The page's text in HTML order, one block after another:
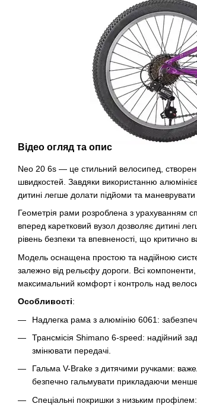
Відео огляд та опис
Neo 20 6s — це стильний велосипед,
швидкостей. Завдяки використанню
дитині легше долати підйоми та
Геометрія рами розроблена з урахуванням
вперед каретковий вузол дозволяє дитині
рівень безпеки та впевненості, що критично
Модель оснащена простою та надійною
залежно від рельєфу дороги. Всі компоненти,
максимальний комфорт і контроль над
Особливості:
Надлегка рама з алюмінію 6061:
Трансмісія Shimano 6-speed: надійний
змінювати передачі.
Гальма V-Brake з дитячими ручками:
безпечно гальмувати прикладаючи
Спеціальні покришки з низьким